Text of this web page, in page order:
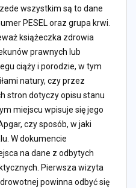
wszystkim są to dane
PESEL oraz grupa krwi.
książeczka zdrowia
prawnych lub
ciąży i porodzie, w tym
natury, czy przez
stron dotyczy opisu stanu
miejscu wpisuje się jego
czy sposób, w jaki
W dokumencie
na dane z odbytych
Pierwsza wizyta
powinna odbyć się